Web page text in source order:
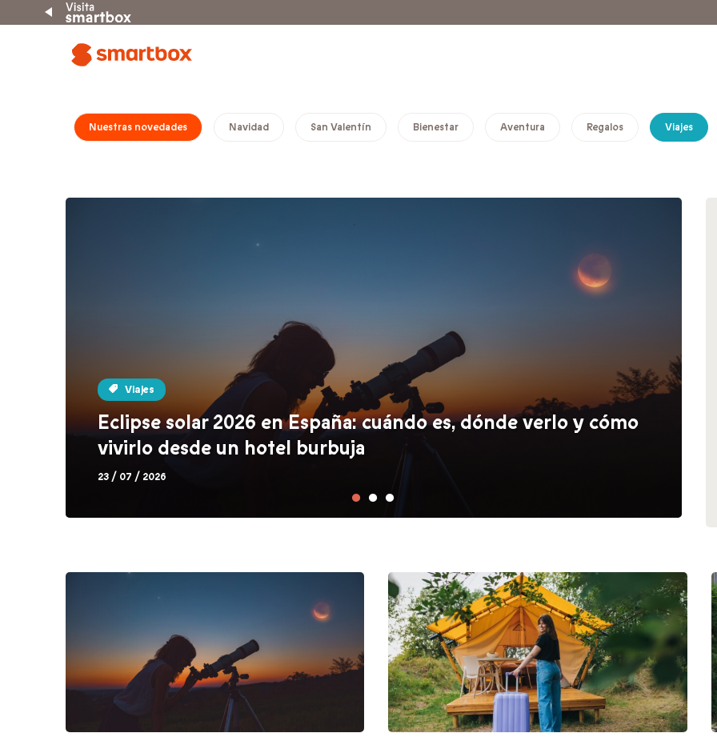
Nuestras novedades Navidad San Valentín Bienestar Aventura Regalos Viajes
Viajes
Eclipse solar 2026 en España: cuándo es, dónde verlo y cómo
vivirlo desde un hotel burbuja
23 / 07 / 2026